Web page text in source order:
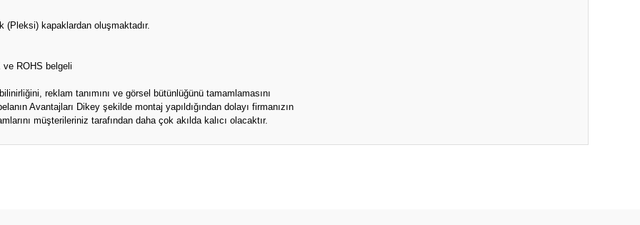
kapaklardan oluşmaktadır.
ve ROHS belgeli
reklam tanımını ve görsel bütünlüğünü tamamlamasını
Avantajları Dikey şekilde montaj yapıldığından dolayı firmanızın
müşterileriniz tarafından daha çok akılda kalıcı olacaktır.